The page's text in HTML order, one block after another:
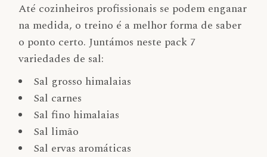
Até cozinheiros profissionais se podem enganar
na medida, o treino é a melhor forma de saber
o ponto certo. Juntámos neste pack 7
variedades de sal:
Sal grosso himalaias
Sal carnes
Sal fino himalaias
Sal limão
Sal ervas aromáticas